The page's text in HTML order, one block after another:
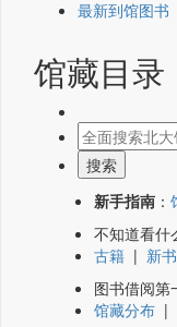
最新到馆图书
馆藏目录
新手指南 ：
不知道看什
古籍 | 新
图书借阅第
馆藏分布 |